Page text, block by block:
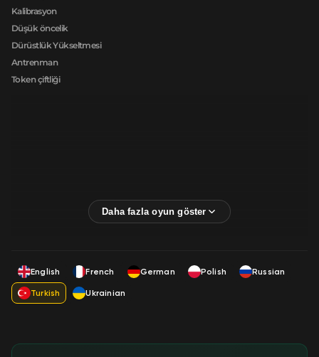
Kalibrasyon
Düşük öncelik
Dürüstlük Yükseltmesi
Antrenman
Token çiftliği
English French German Polish
Russian
Turkish
Ukrainian